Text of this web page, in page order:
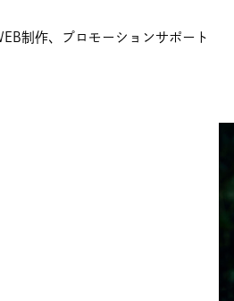
制作、プロモーションサポート